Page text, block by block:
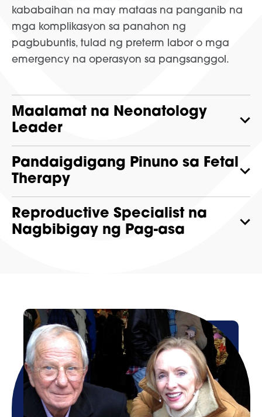
kababaihan na may mataas na panganib na
mga komplikasyon sa panahon ng
pagbubuntis, tulad ng preterm labor o mga
emergency na operasyon sa pangsanggol.
Maalamat na Neonatology
Leader
Pandaigdigang Pinuno sa Fetal
Therapy
Reproductive Specialist na
Nagbibigay ng Pag-asa